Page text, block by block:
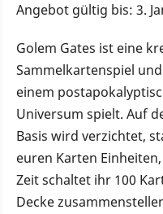
Angebot gültig bis: 3.
Golem Gates ist eine
Sammelkartenspiel
einem
Universum spielt. Auf
Basis wird verzichtet,
euren Karten
Zeit schaltet ihr 100
Decke